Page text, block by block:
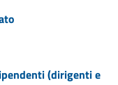
(dirigenti e